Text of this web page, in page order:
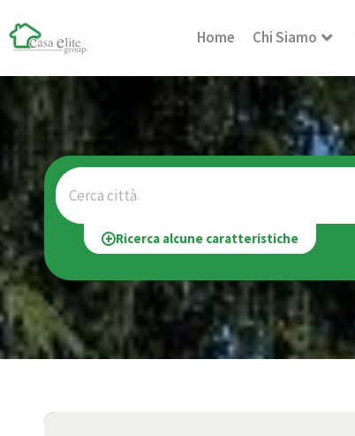
Home Chi Siamo
Cerca città
Ricerca alcune caratteristiche